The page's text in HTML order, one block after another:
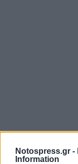
Notospress.gr -
Information